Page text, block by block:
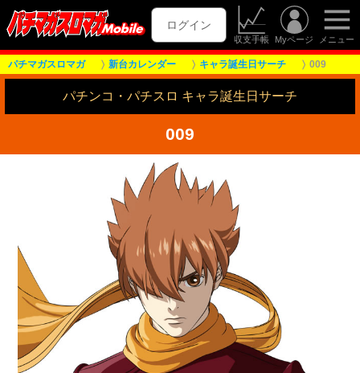
ログイン
収支手帳 Myページ メニュー
パチマガスロマガ 新台カレンダー キャラ誕生日サーチ 009
パチンコ・パチスロ キャラ誕生日サーチ
009